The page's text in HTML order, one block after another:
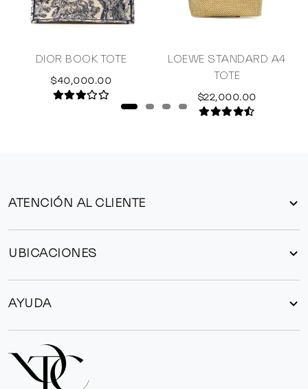
DIOR BOOK TOTE
$40,000.00
LOEWE STANDARD A4
TOTE
$22,000.00
ATENCIÓN AL CLIENTE
UBICACIONES
AYUDA